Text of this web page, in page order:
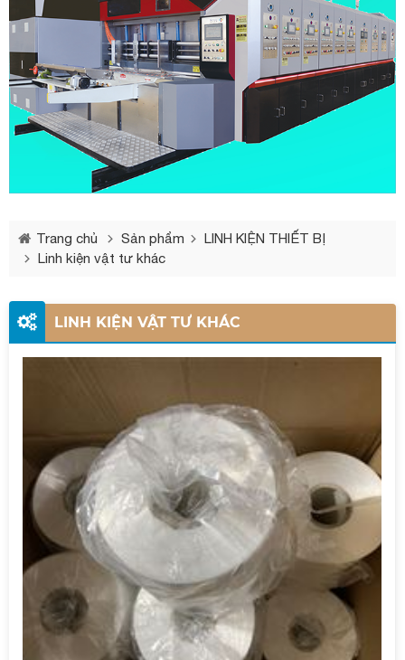
Trang chủ Sản phẩm
LINH KIỆN THIẾT BỊ
Linh kiện vật tư khác
LINH KIỆN VẬT TƯ KHÁC